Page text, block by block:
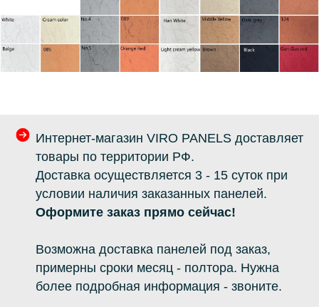
Интернет-магазин VIRO PANELS доставляет
товары по территории РФ.
Доставка осуществляется 3 - 15 суток при
условии наличия заказанных панелей.
Оформите заказ прямо сейчас!
Возможна доставка панелей под заказ,
примерны сроки месяц - полтора. Нужна
более подробная информация - звоните.